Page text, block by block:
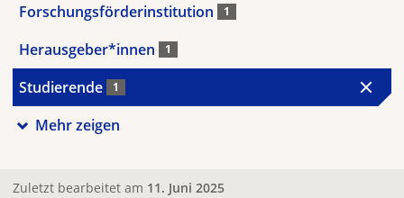
Forschungsförderinstitution 1
Herausgeber*innen 1
Studierende 1
Mehr zeigen
Zuletzt bearbeitet am 11. Juni 2025